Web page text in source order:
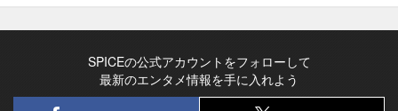
SPICEの公式アカウントをフォローして
最新のエンタメ情報を手に入れよう